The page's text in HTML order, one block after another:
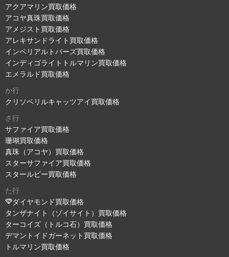
アクアマリン買取価格
アコヤ真珠買取価格
アメジスト買取価格
アレキサンドライト買取価格
インペリアルトパーズ買取価格
インディゴライトトルマリン買取価格
エメラルド買取価格
か行
クリソベリルキャッツアイ買取価格
さ行
サファイア買取価格
珊瑚買取価格
真珠（アコヤ）買取価格
スターサファイア買取価格
スタールビー買取価格
た行
ダイヤモンド買取価格
タンザナイト（ゾイサイト）買取価格
ターコイズ（トルコ石）買取価格
デマントイドガーネット買取価格
トルマリン買取価格